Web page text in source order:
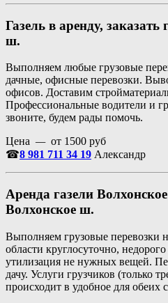
Газель в аренду,
ш.
Выполняем любые грузовые
дачные, офисные перевозки.
офисов. Доставим
Профессиональные водители и
звоните, будем рады помочь.
Цена — от 1500 руб
☎8 981 711 34 19 Александр
Аренда газели
Волхонское ш.
Выполняем грузовые перевозки
области круглосуточно,
утилизация не нужных вещей.
дачу. Услуги грузчиков (только
происходит в удобное для обеих